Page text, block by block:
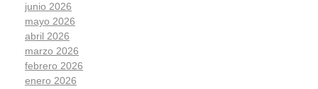
junio 2026
mayo 2026
abril 2026
marzo 2026
febrero 2026
enero 2026